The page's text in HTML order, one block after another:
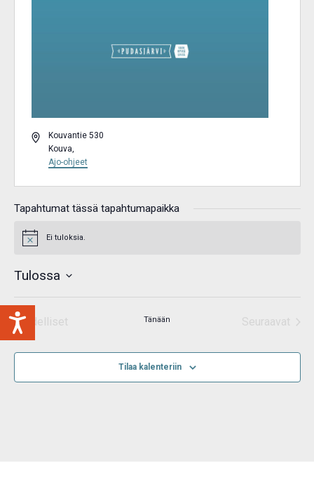
OsoiteKouvantie 530
Kouva,
Ajo-ohjeet
Tapahtumat tässä tapahtumapaikka
Notice Ei tuloksia.
Tulossa
Valitse
päivä.
Edelliset
Tänään
Seuraavat
Tilaa kalenteriin